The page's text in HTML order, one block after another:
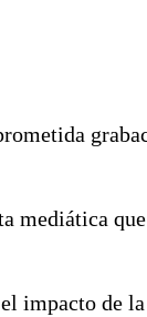
mediática
impacto de